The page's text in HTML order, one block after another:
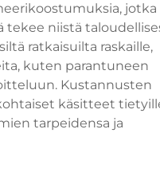
jotka
tekee niistä
ratkaisuilta raskaille,
kuten parantuneen
Kustannusten
käsitteet
tarpeidensa ja